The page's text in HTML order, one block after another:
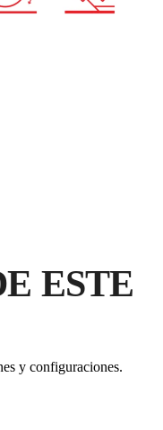
ESTE PRODUCTO
ESTE
y configuraciones.